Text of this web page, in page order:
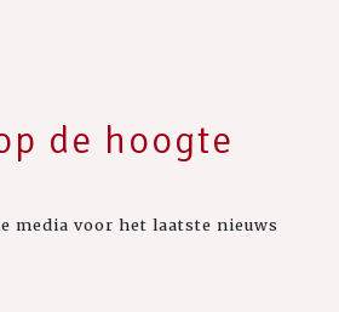
de hoogte
media voor het laatste nieuws